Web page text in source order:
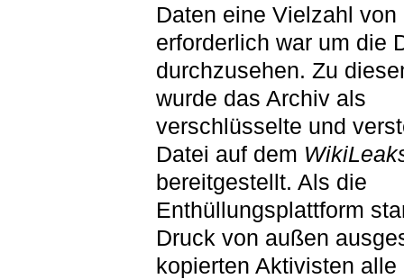
Daten eine Vielzahl von
erforderlich war um die
durchzusehen. Zu
wurde das Archiv als
verschlüsselte und
Datei auf dem
bereitgestellt. Als die
Enthüllungsplattform
Druck von außen
kopierten Aktivisten alle